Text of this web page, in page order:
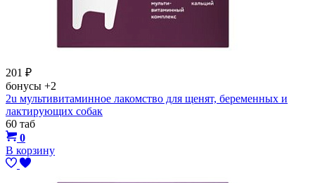
201 ₽
бонусы +2
2u мультивитаминное лакомство для щенят, беременных и
лактирующих собак
60 таб
0
В корзину